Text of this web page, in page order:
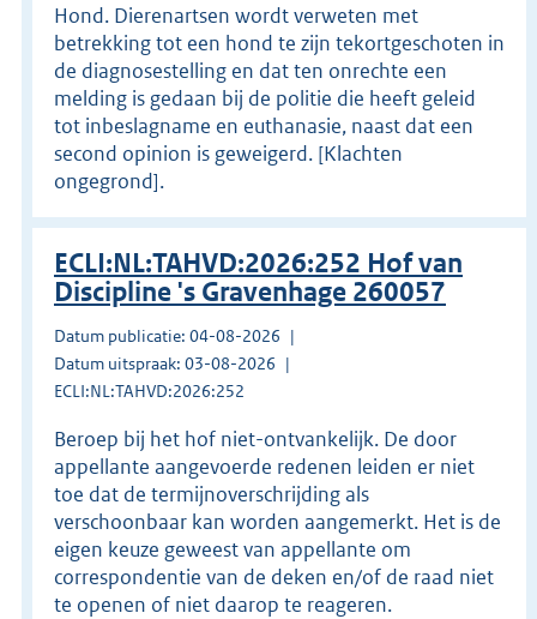
Hond. Dierenartsen wordt verweten met
betrekking tot een hond te zijn tekortgeschoten in
de diagnosestelling en dat ten onrechte een
melding is gedaan bij de politie die heeft geleid
tot inbeslagname en euthanasie, naast dat een
second opinion is geweigerd. [Klachten
ongegrond].
ECLI:NL:TAHVD:2026:252 Hof van
Discipline 's Gravenhage 260057
Datum publicatie: 04-08-2026
Datum uitspraak: 03-08-2026
ECLI:NL:TAHVD:2026:252
Beroep bij het hof niet-ontvankelijk. De door
appellante aangevoerde redenen leiden er niet
toe dat de termijnoverschrijding als
verschoonbaar kan worden aangemerkt. Het is de
eigen keuze geweest van appellante om
correspondentie van de deken en/of de raad niet
te openen of niet daarop te reageren.